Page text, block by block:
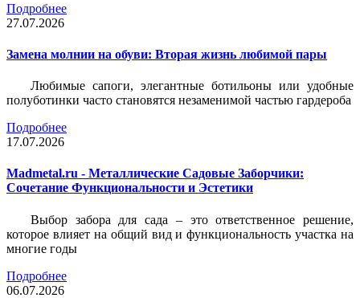
Подробнее
27.07.2026
Замена молнии на обуви: Вторая жизнь любимой пары
Любимые сапоги, элегантные ботильоны или удобные
полуботинки часто становятся незаменимой частью гардероба
Подробнее
17.07.2026
Madmetal.ru - Металлические Садовые Заборчики:
Сочетание Функциональности и Эстетики
Выбор забора для сада – это ответственное решение,
которое влияет на общий вид и функциональность участка на
многие годы
Подробнее
06.07.2026